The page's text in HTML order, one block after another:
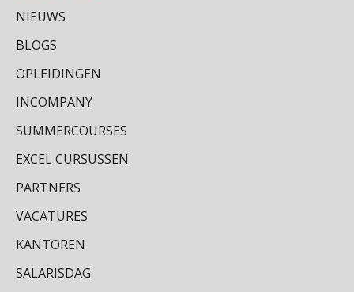
NIEUWS
BLOGS
OPLEIDINGEN
INCOMPANY
SUMMERCOURSES
EXCEL CURSUSSEN
PARTNERS
VACATURES
KANTOREN
SALARISDAG